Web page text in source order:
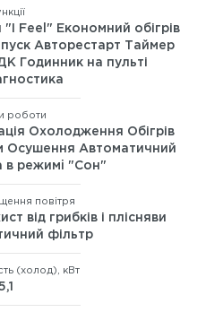
"I Feel" Економний обігрів
Авторестарт Таймер
Годинник на пульті
роботи
Охолодження Обігрів
Осушення Автоматичний
в режимi "Сон"
повітря
від грибків і плісняви
фільтр
(холод), кВт